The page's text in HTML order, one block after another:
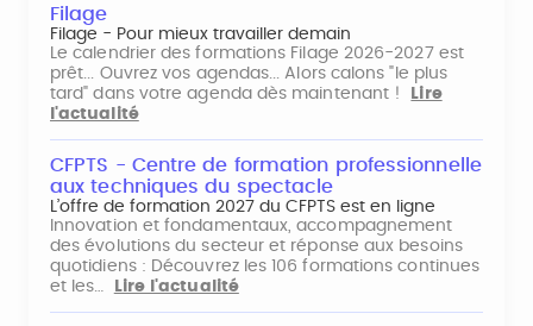
Filage
Filage - Pour mieux travailler demain
Le calendrier des formations Filage 2026-2027 est
prêt... Ouvrez vos agendas... Alors calons "le plus
tard" dans votre agenda dès maintenant !
Lire
l'actualité
CFPTS - Centre de formation professionnelle
aux techniques du spectacle
L’offre de formation 2027 du CFPTS est en ligne
Innovation et fondamentaux, accompagnement
des évolutions du secteur et réponse aux besoins
quotidiens : Découvrez les 106 formations continues
et les…
Lire l'actualité